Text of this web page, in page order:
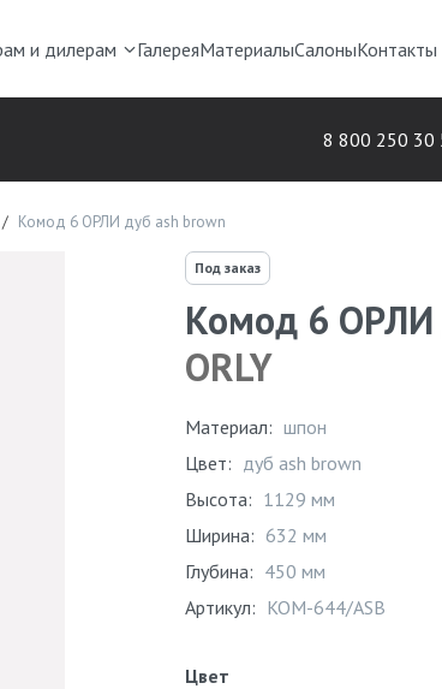
и дилерам ГалереяМатериалыСалоныКонтакты
8 800 250 30
Комод 6 ОРЛИ дуб ash brown
Под заказ
Комод 6 ОРЛИ
ORLY
Материал: шпон
Цвет: дуб ash brown
Высота: 1129 мм
Ширина: 632 мм
Глубина: 450 мм
Артикул: KOM-644/ASB
Цвет